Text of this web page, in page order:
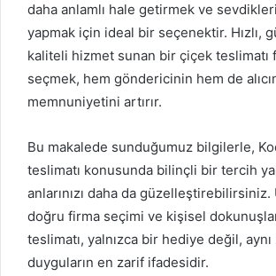
daha anlamlı hale getirmek ve
yapmak için ideal bir seçenektir. Hızlı,
kaliteli hizmet sunan bir çiçek teslimatı
seçmek, hem göndericinin hem de
memnuniyetini artırır.
Bu makalede sunduğumuz bilgilerle,
teslimatı konusunda bilinçli bir tercih
anlarınızı daha da güzelleştirebilirsiniz.
doğru firma seçimi ve kişisel
teslimatı, yalnızca bir hediye değil, aynı
duyguların en zarif ifadesidir.